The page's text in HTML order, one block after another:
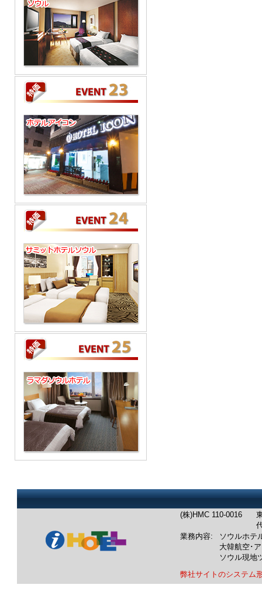
(株)HMC 110-0016
業務内容:
ソウルホテ
大韓航空･
ソウル現地
弊社サイトのシステム